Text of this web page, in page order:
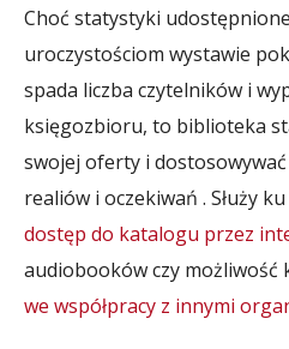
Choć statystyki
uroczystościom wystawie
spada liczba czytelników i
księgozbioru, to biblioteka
swojej oferty i dostosowywać
realiów i oczekiwań . Służy
dostęp do katalogu przez
audiobooków czy możliwość
we współpracy z innymi